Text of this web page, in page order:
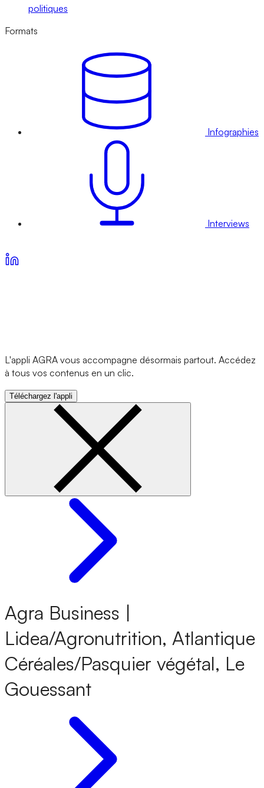
politiques
Formats
Infographies
Interviews
L'appli AGRA vous accompagne désormais partout. Accédez
à tous vos contenus en un clic.
Téléchargez l'appli
Agra Business |
Lidea/Agronutrition, Atlantique
Céréales/Pasquier végétal, Le
Gouessant